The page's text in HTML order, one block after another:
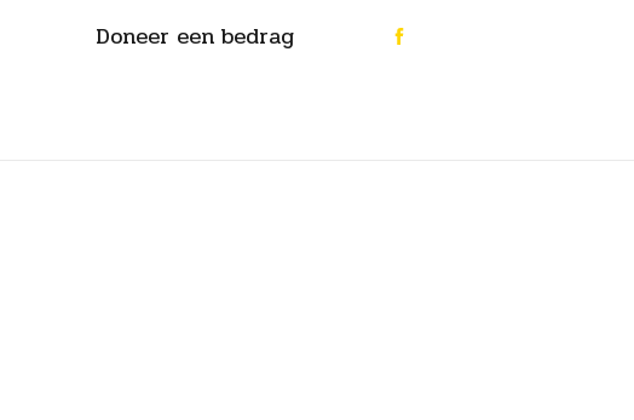
Doneer een bedrag